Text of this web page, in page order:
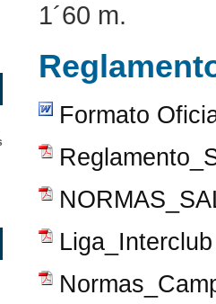
1´60 m.
Formato
Liga_Interclub